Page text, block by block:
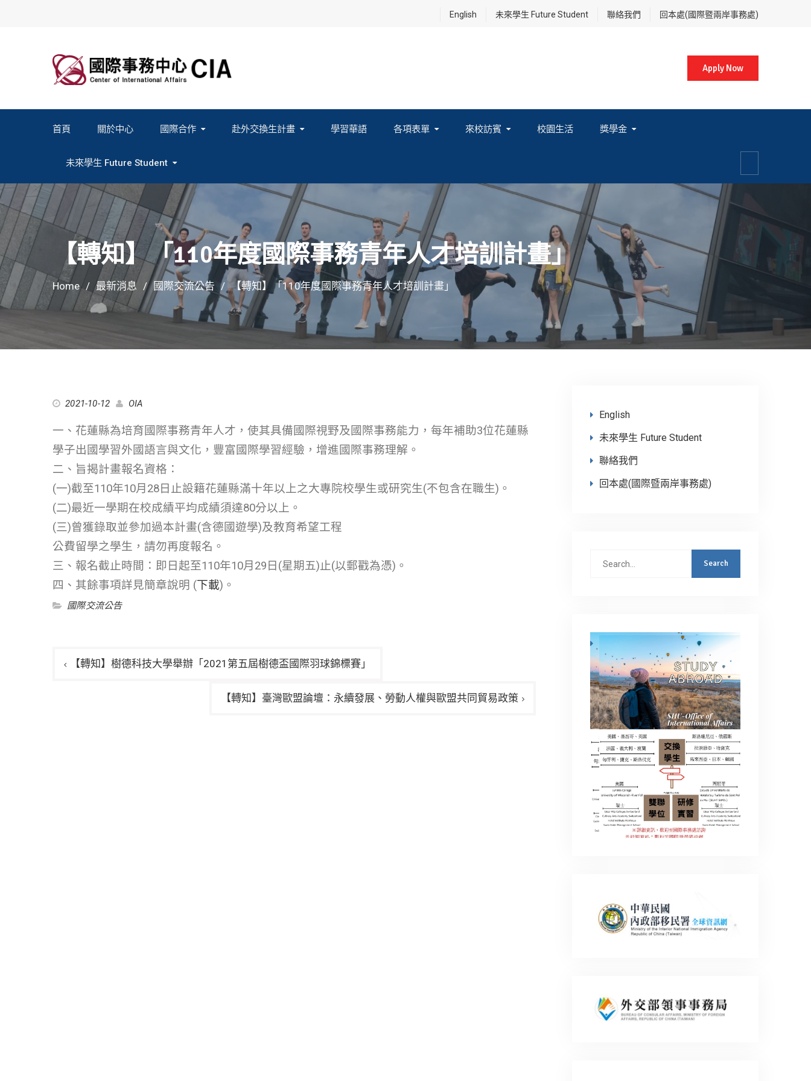
English 未來學生 Future Student 聯絡我們 回本處(國際暨兩岸事務處)
Apply Now
首頁 關於中心 國際合作 赴外交換生計畫 學習華語 各項表單 來校訪賓 校園生活 獎學金
未來學生 Future Student
【轉知】「110年度國際事務青年人才培訓計畫」
Home 最新消息 國際交流公告 【轉知】「110年度國際事務青年人才培訓計畫」
2021-10-12 OIA
一、花蓮縣為培育國際事務青年人才，使其具備國際視野及國際事務能力，每年補助3位花蓮縣
學子出國學習外國語言與文化，豐富國際學習經驗，增進國際事務理解。
二、旨揭計畫報名資格：
(一)截至110年10月28日止設籍花蓮縣滿十年以上之大專院校學生或研究生(不包含在職生)。
(二)最近一學期在校成績平均成績須達80分以上。
(三)曾獲錄取並參加過本計畫(含德國遊學)及教育希望工程
公費留學之學生，請勿再度報名。
三、報名截止時間：即日起至110年10月29日(星期五)止(以郵戳為憑)。
四、其餘事項詳見簡章說明 (下載)。
國際交流公告
【轉知】樹德科技大學舉辦「2021第五屆樹德盃國際羽球錦標賽」
【轉知】臺灣歐盟論壇：永續發展、勞動人權與歐盟共同貿易政策
English
未來學生 Future Student
聯絡我們
回本處(國際暨兩岸事務處)
Search